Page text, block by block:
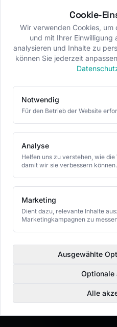
Cookie-
Wir verwenden Cookies,
und mit Ihrer
analysieren und Inhalte zu
können Sie jederzeit
Notwendig
Für den Betrieb der Website
Analyse
Helfen uns zu verstehen, wie
damit wir sie verbessern können.
Marketing
Dient dazu, relevante Inhalte
Marketingkampagnen zu
Ausgewählte
Optionale
Alle